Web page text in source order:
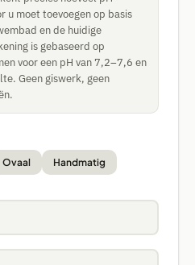
u moet toevoegen op basis
en de huidige
is gebaseerd op
voor een pH van 7,2–7,6 en
Geen giswerk, geen
Ovaal Handmatig